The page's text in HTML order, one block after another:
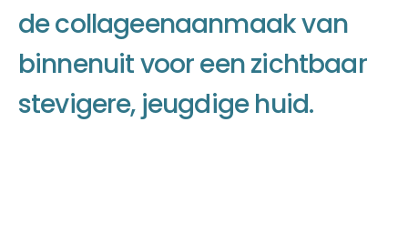
decollageenaanmaakvan
binnenuitvooreenzichtbaar
stevigere, jeugdigehuid.